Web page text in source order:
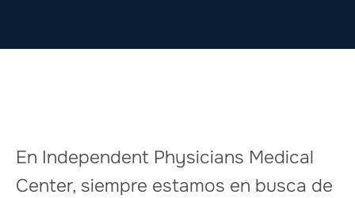
En Independent Physicians Medical
Center, siempre estamos en busca de